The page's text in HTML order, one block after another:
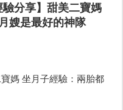
驗分享】甜美二寶媽
嫂是最好的神隊
媽 坐月子經驗：兩胎都